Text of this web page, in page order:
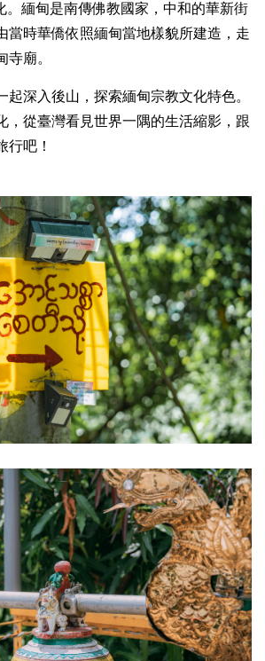
。緬甸是南傳佛教國家，中和的華新街
當時華僑依照緬甸當地樣貌所建造，走
寺廟。
起深入後山，探索緬甸宗教文化特色。
，從臺灣看見世界一隅的生活縮影，跟
行吧！